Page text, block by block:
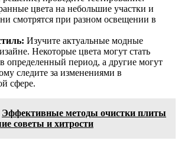
цвета на небольшие участки и
смотрятся при разном освещении в
Изучите актуальные модные
Некоторые цвета могут стать
определенный период, а другие могут
следите за изменениями в
сфере.
Эффективные методы очистки плиты
советы и хитрости